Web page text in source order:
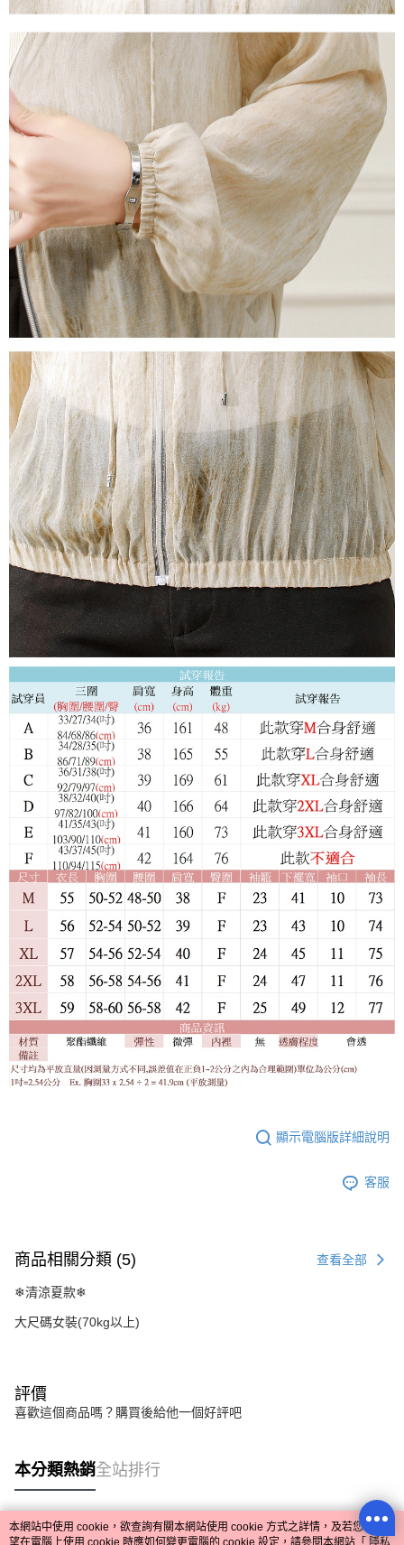
顯示電腦版詳細說明
客服
商品相關分類 (5) 查看全部
❄清涼夏款❄
大尺碼女裝(70kg以上)
評價
喜歡這個商品嗎？購買後給他一個好評吧
本分類熱銷全站排行
熱門標籤
本網站中使用 cookie，欲查詢有關本網站使用 cookie 方式之詳情，及若您不希
望在電腦上使用 cookie 時應如何變更電腦的 cookie 設定，請參閱本網站「 隱私